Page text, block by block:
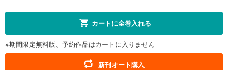
238 写真展スケジュール
244 カメラ歳時記
250 フォトコンG 作家プロフィール／プレゼント
282 ニッコールクラブ通信
第1回「ニッコールクラブとは」
試し読み
あらすじを表示する
フォトコン2025年9月号
カートに全巻入れる
※期間限定無料版、予約作品はカートに入りません
新刊オート購入